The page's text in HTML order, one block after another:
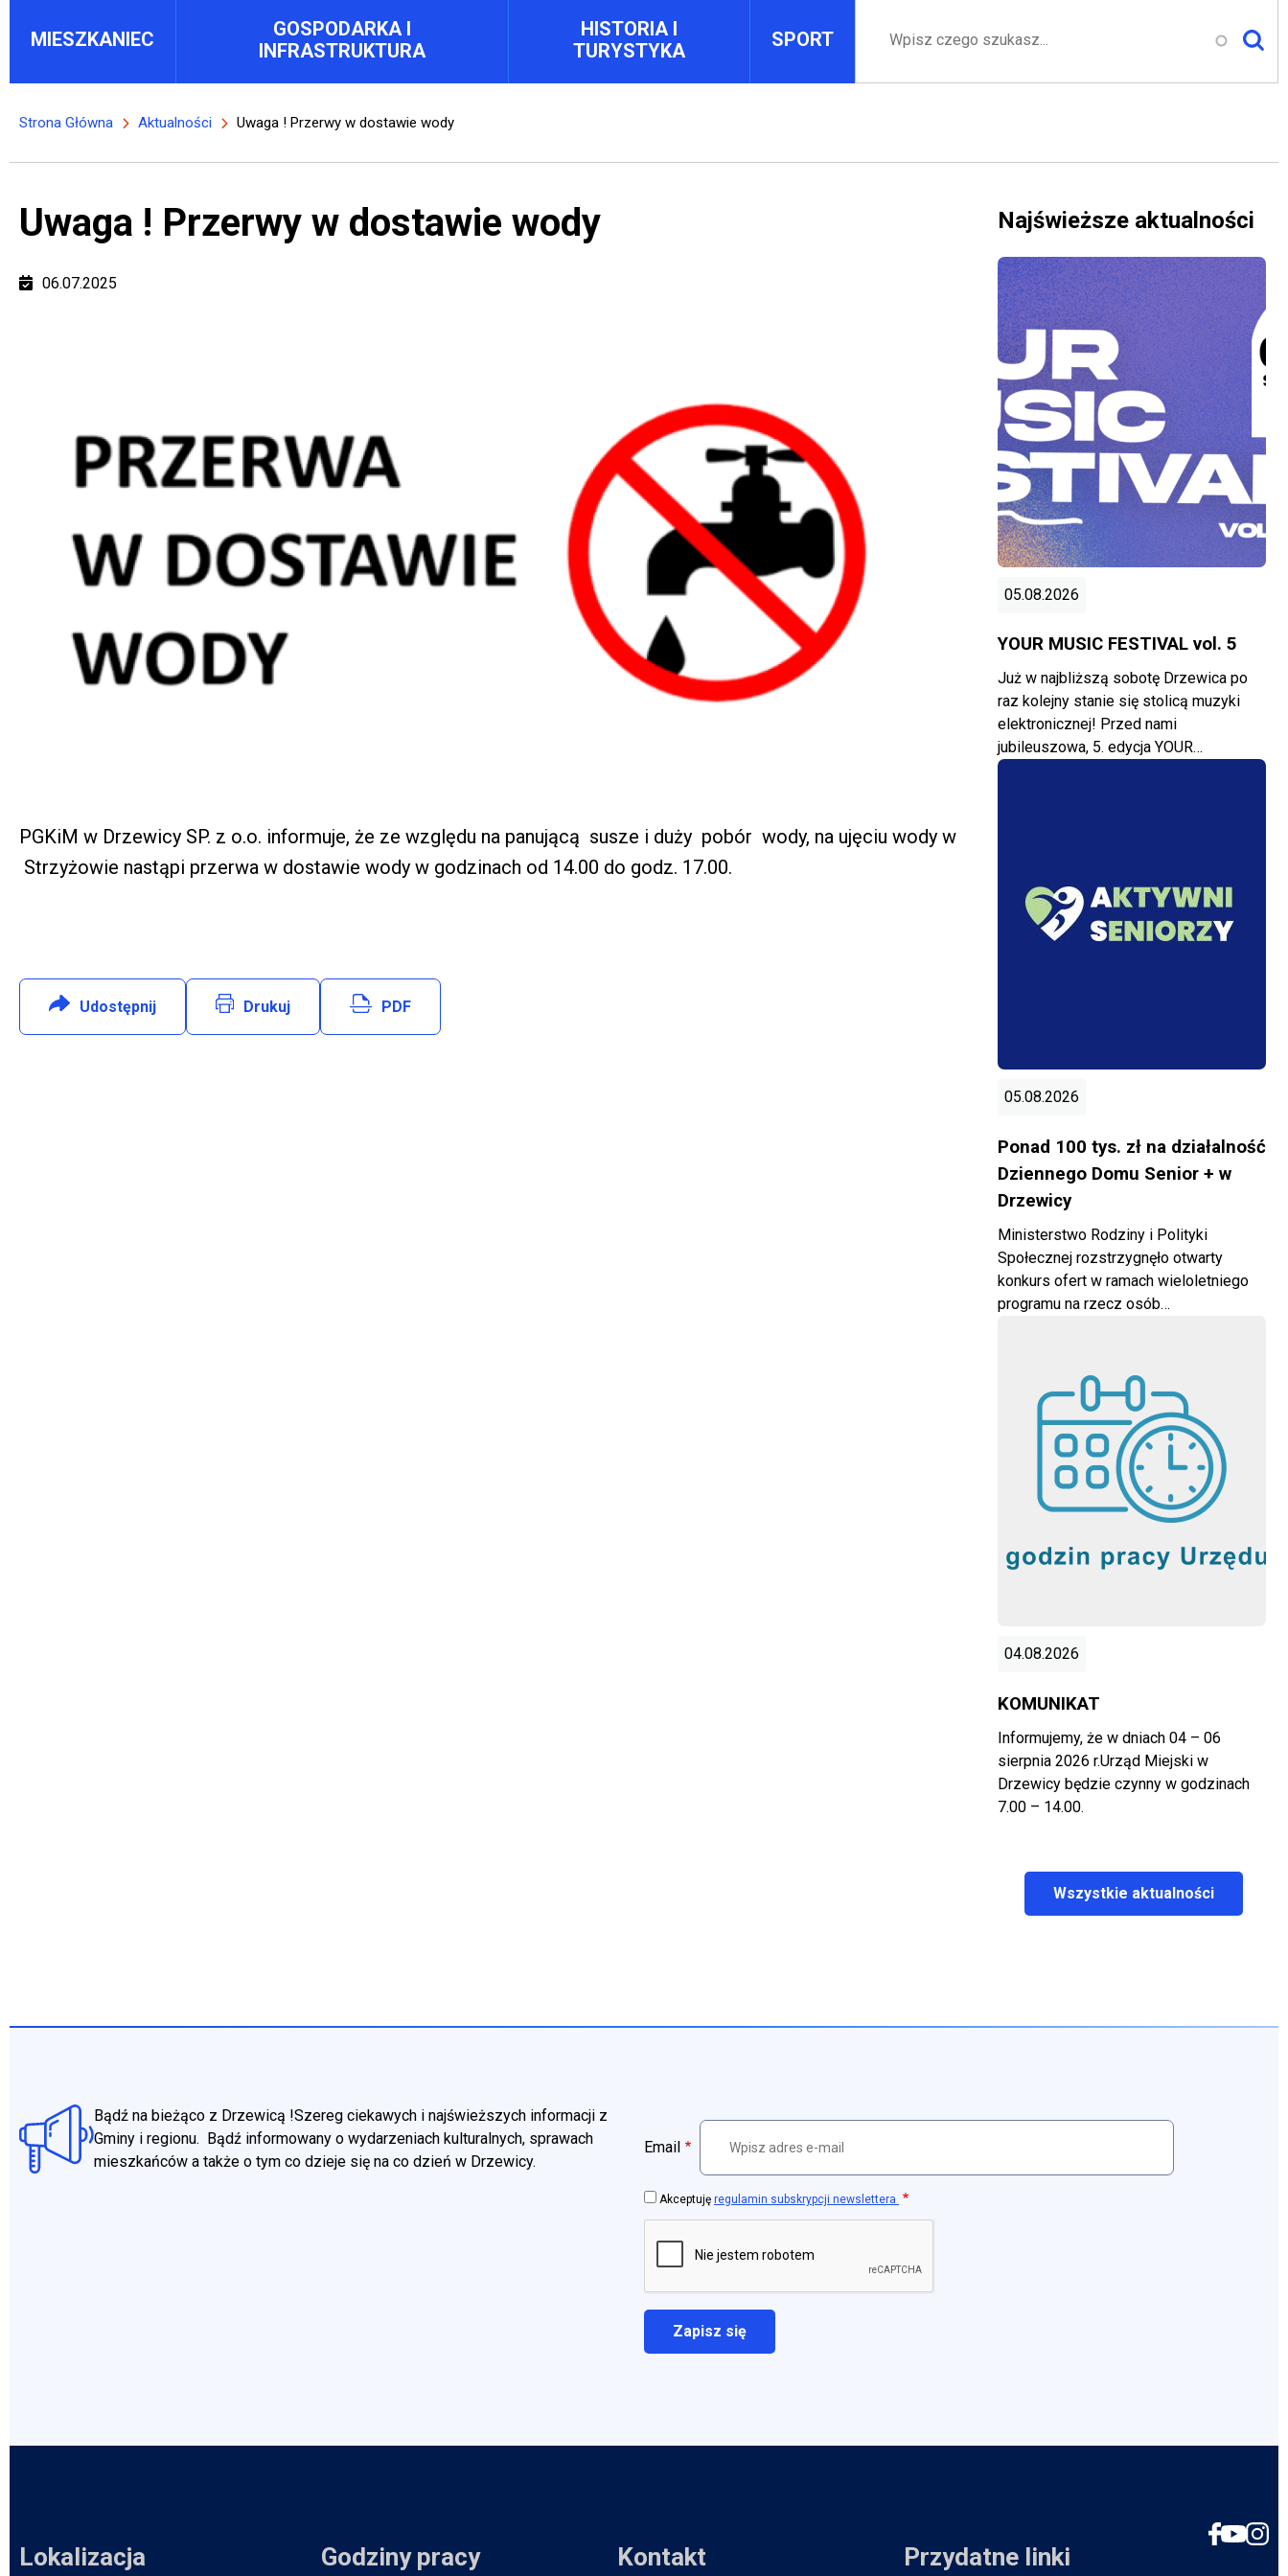
MIESZKANIEC
GOSPODARKA I
INFRASTRUKTURA
HISTORIA I
TURYSTYKA
SPORT
Ścieżka nawigacyjna
Strona Główna Aktualności Uwaga ! Przerwy w dostawie wody
Uwaga ! Przerwy w dostawie wody
06.07.2025
PGKiM w Drzewicy SP. z o.o. informuje, że ze względu na panującą susze i duży pobór wody, na ujęciu wody w
Strzyżowie nastąpi przerwa w dostawie wody w godzinach od 14.00 do godz. 17.00.
Udostępnij: Facebook Drukuj
Will open in new tab
PDF
Najświeższe aktualności
05.08.2026
YOUR MUSIC FESTIVAL vol. 5
Już w najbliższą sobotę Drzewica po
raz kolejny stanie się stolicą muzyki
elektronicznej! Przed nami
jubileuszowa, 5. edycja YOUR…
05.08.2026
Ponad 100 tys. zł na działalność
Dziennego Domu Senior + w
Drzewicy
Ministerstwo Rodziny i Polityki
Społecznej rozstrzygnęło otwarty
konkurs ofert w ramach wieloletniego
programu na rzecz osób…
04.08.2026
KOMUNIKAT
Informujemy, że w dniach 04 – 06
sierpnia 2026 r.Urząd Miejski w
Drzewicy będzie czynny w godzinach
7.00 – 14.00.
Wszystkie aktualności
Bądź na bieżąco z Drzewicą !Szereg ciekawych i najświeższych informacji z
Gminy i regionu. Bądź informowany o wydarzeniach kulturalnych, sprawach
mieszkańców a także o tym co dzieje się na co dzień w Drzewicy.
Email
Akceptuję regulamin subskrypcji newslettera
Lokalizacja Godziny pracy Kontakt Przydatne linki Social